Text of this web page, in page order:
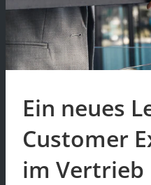
Ein neues
Customer
im Vertrieb